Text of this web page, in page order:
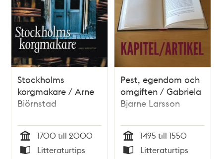
Stockholms
korgmakare / Arne
Biörnstad
Tid
1700 till 2000
Litteraturtips
Pest, egendom och
omgiften / Gabriela
Bjarne Larsson
Tid
1495 till 1550
Litteraturtips